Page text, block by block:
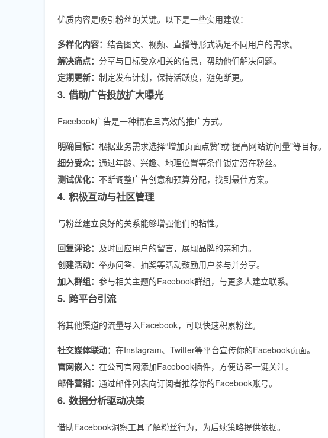
优质内容是吸引粉丝的关键。以下是一些实用建议：
多样化内容： 结合图文、视频、直播等形式满足不同用户的需求。
解决痛点： 分享与目标受众相关的信息，帮助他们解决问题。
定期更新： 制定发布计划，保持活跃度，避免断更。
3. 借助广告投放扩大曝光
Facebook广告是一种精准且高效的推广方式。
明确目标： 根据业务需求选择“增加页面点赞”或“提高网站访问量”等目标。
细分受众： 通过年龄、兴趣、地理位置等条件锁定潜在粉丝。
测试优化： 不断调整广告创意和预算分配，找到最佳方案。
4. 积极互动与社区管理
与粉丝建立良好的关系能够增强他们的粘性。
回复评论： 及时回应用户的留言，展现品牌的亲和力。
创建活动： 举办问答、抽奖等活动鼓励用户参与并分享。
加入群组： 参与相关主题的Facebook群组，与更多人建立联系。
5. 跨平台引流
将其他渠道的流量导入Facebook，可以快速积累粉丝。
社交媒体联动： 在Instagram、Twitter等平台宣传你的Facebook页面。
官网嵌入： 在公司官网添加Facebook插件，方便访客一键关注。
邮件营销： 通过邮件列表向订阅者推荐你的Facebook账号。
6. 数据分析驱动决策
借助Facebook洞察工具了解粉丝行为，为后续策略提供依据。